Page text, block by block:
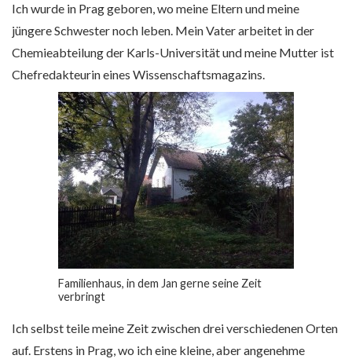
Ich wurde in Prag geboren, wo meine Eltern und meine
jüngere Schwester noch leben. Mein Vater arbeitet in der
Chemieabteilung der Karls-Universität und meine Mutter ist
Chefredakteurin eines Wissenschaftsmagazins.
Familienhaus, in dem Jan gerne seine Zeit
verbringt
Ich selbst teile meine Zeit zwischen drei verschiedenen Orten
auf. Erstens in Prag, wo ich eine kleine, aber angenehme